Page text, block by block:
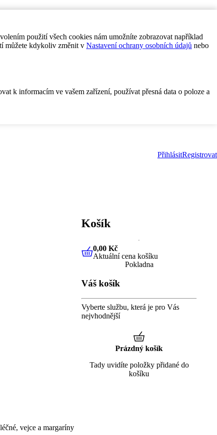
použití všech cookies nám umožníte zobrazovat například
můžete kdykoliv změnit v Nastavení ochrany osobních údajů nebo
k informacím ve vašem zařízení, používat přesná data o poloze a
PřihlásitRegistrovat
vejce a margaríny
Košík
0,00 KčAktuální cena košíku
0,00 Kč
Aktuální cena košíku
Pokladna
Váš košík
Vyberte službu, která je pro Vás
nejvhodnější
Prázdný košík
Tady uvidíte položky přidané do
košíku